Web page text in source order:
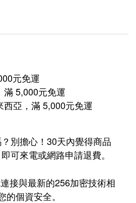
元免運
滿 5,000元免運
西亞，滿 5,000元免運
別擔心！30天內覺得商品
可來電或網路申請退費。
接與最新的256加密技術相
個資安全。